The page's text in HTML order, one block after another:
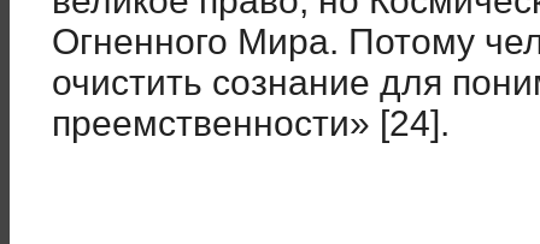
Огненного Мира. Потому
очистить сознание для
преемственности» [24].